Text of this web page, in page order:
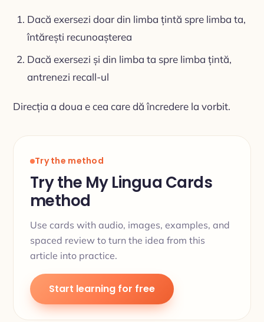
Dacă exersezi doar din limba țintă spre limba ta,
întărești recunoașterea
Dacă exersezi și din limba ta spre limba țintă,
antrenezi recall-ul
Direcția a doua e cea care dă încredere la vorbit.
Try the method
Try the My Lingua Cards
method
Use cards with audio, images, examples, and
spaced review to turn the idea from this
article into practice.
Start learning for free